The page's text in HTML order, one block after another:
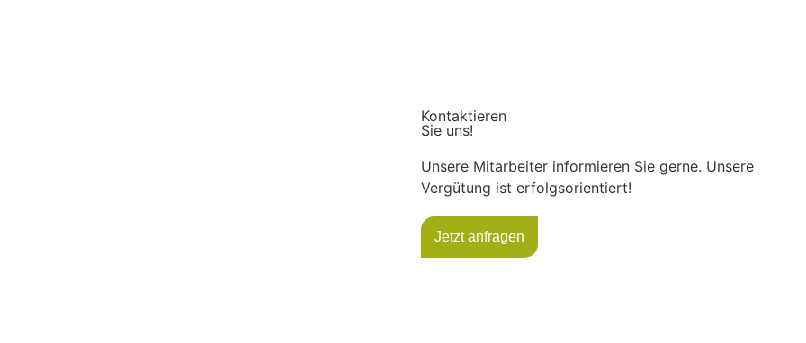
Kontaktieren
Sie uns!
Unsere Mitarbeiter informieren Sie gerne. Unsere
Vergütung ist erfolgsorientiert!
Jetzt anfragen